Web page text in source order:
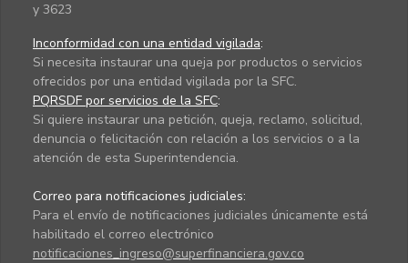
y 3623
Inconformidad con una entidad vigilada:
Si necesita instaurar una queja por productos o servicios
ofrecidos por una entidad vigilada por la SFC.
PQRSDF por servicios de la SFC:
Si quiere instaurar una petición, queja, reclamo, solicitud,
denuncia o felicitación con relación a los servicios o a la
atención de esta Superintendencia.
Correo para notificaciones judiciales:
Para el envío de notificaciones judiciales únicamente está
habilitado el correo electrónico
notificaciones_ingreso@superfinanciera.gov.co